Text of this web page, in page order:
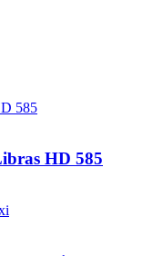
HD 585